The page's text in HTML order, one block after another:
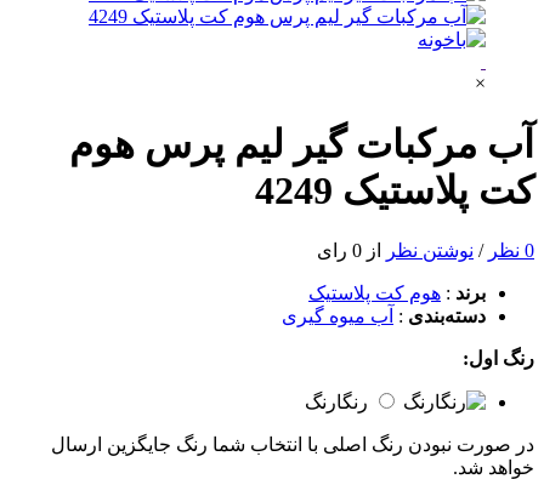
×
آب مرکبات گیر لیم پرس هوم
کت پلاستیک 4249
0 نظر / نوشتن نظر از 0 رای
برند : هوم کت پلاستیک
دسته‌بندی : آب میوه گیری
رنگ اول:
رنگارنگ
در صورت نبودن رنگ اصلی با انتخاب شما رنگ جایگزین ارسال
خواهد شد.